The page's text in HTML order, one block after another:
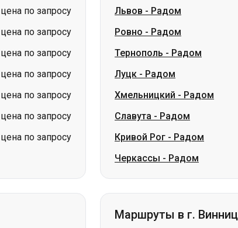
цена по запросу
цена по запросу
цена по запросу
цена по запросу
Луцк-Радом
Хмельницкий-
Славута-Радом
Кривой Рог-Радом
Черкассы-Радом
цена по запросу
Маршруты в г. Винница
Березань-Винница
Луцк-Винница